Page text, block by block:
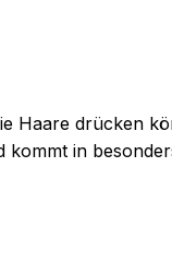
Haare drücken
kommt in